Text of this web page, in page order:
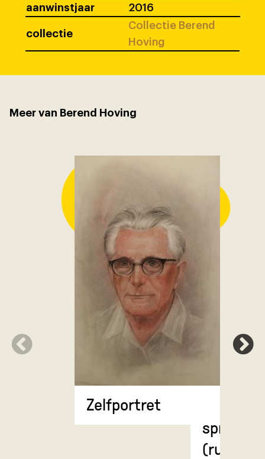
aanwinstjaar
2016
collectie
Collectie Berend
Hoving
Meer van Berend Hoving
Zelfportret